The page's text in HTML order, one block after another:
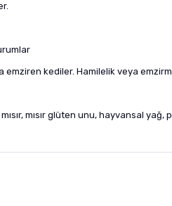
kediler. Hamilelik veya
mısır glüten unu, hayvansal